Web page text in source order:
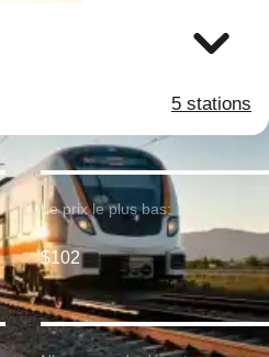
5 stations
Le prix le plus bas:
$102